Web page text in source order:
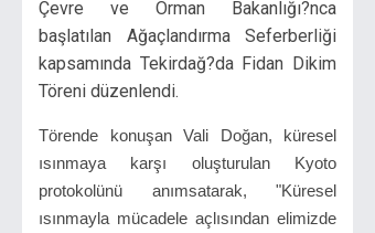
Çevre ve Orman Bakanlığı?nca
başlatılan Ağaçlandırma Seferberliği
kapsamında Tekirdağ?da Fidan Dikim
Töreni düzenlendi.
Törende konuşan Vali Doğan, küresel
ısınmaya karşı oluşturulan Kyoto
protokolünü anımsatarak, "Küresel
ısınmayla mücadele açlısından elimizde